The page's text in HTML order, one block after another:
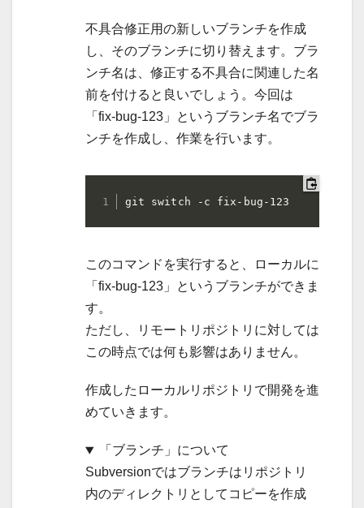
不具合修正用の新しいブランチを作成
し、そのブランチに切り替えます。ブラ
ンチ名は、修正する不具合に関連した名
前を付けると良いでしょう。今回は
「fix-bug-123」というブランチ名でブラ
ンチを作成し、作業を行います。
git switch -c fix-bug-123
このコマンドを実行すると、ローカルに
「fix-bug-123」というブランチができま
す。
ただし、リモートリポジトリに対しては
この時点では何も影響はありません。
作成したローカルリポジトリで開発を進
めていきます。
「ブランチ」について
Subversionではブランチはリポジトリ
内のディレクトリとしてコピーを作成